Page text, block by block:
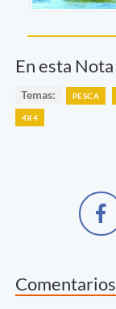
En esta Nota
Temas: PESCA
4X4
Comentarios